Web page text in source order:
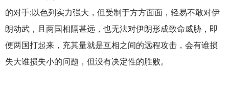
的对手;以色列实力强大，但受制于方方面面，轻易不敢对伊
朗动武，且两国相隔甚远，也无法对伊朗形成致命威胁，即
便两国打起来，充其量就是互相之间的远程攻击，会有谁损
失大谁损失小的问题，但没有决定性的胜败。